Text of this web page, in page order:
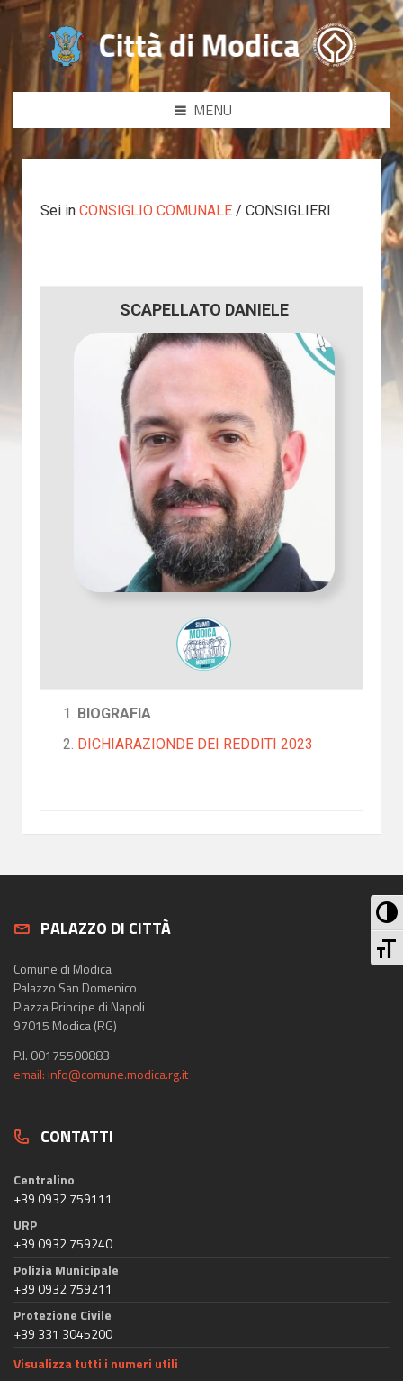
MENU
Sei in CONSIGLIO COMUNALE / CONSIGLIERI
SCAPELLATO DANIELE
BIOGRAFIA
DICHIARAZIONDE DEI REDDITI 2023
PALAZZO DI CITTÀ
Comune di Modica
Palazzo San Domenico
Piazza Principe di Napoli
97015 Modica (RG)
P.I. 00175500883
email: info@comune.modica.rg.it
CONTATTI
Centralino
+39 0932 759111
URP
+39 0932 759240
Polizia Municipale
+39 0932 759211
Protezione Civile
+39 331 3045200
Visualizza tutti i numeri utili